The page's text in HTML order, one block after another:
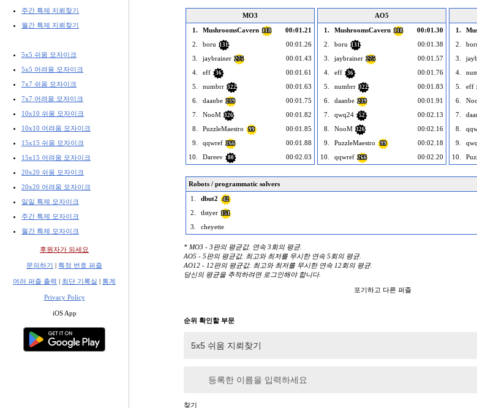
주간 특제 지뢰찾기
월간 특제 지뢰찾기
5x5 쉬움 모자이크
5x5 어려움 모자이크
7x7 쉬움 모자이크
7x7 어려움 모자이크
10x10 쉬움 모자이크
10x10 어려움 모자이크
15x15 쉬움 모자이크
15x15 어려움 모자이크
20x20 쉬움 모자이크
20x20 어려움 모자이크
일일 특제 모자이크
주간 특제 모자이크
월간 특제 모자이크
후원자가 되세요
문의하기 | 특정 번호 퍼즐
여러 퍼즐 출력 | 최단 기록실 | 통계
Privacy Policy
iOS App
MO3
1.
MushroomsCavern 118
00:01.21
2.
boru 131
00:01.26
3.
jaybrainer 275
00:01.43
4.
eff 36
00:01.61
5.
numbrr 322
00:01.63
6.
daanbe 239
00:01.75
7.
NooM 326
00:01.82
8.
PuzzleMaestro 99
00:01.85
9.
qqwref 266
00:01.88
10.
Dareev 80 00:02.03
AO5
1.
MushroomsCavern 118
00:01.30
2.
boru 131
00:01.38
3.
jaybrainer 275
00:01.57
4.
eff 36
00:01.76
5.
numbrr 322
00:01.83
6.
daanbe 239
00:01.91
7.
qwq24 52
00:02.13
8.
NooM 326
00:02.16
9.
PuzzleMaestro 99
00:02.18
10.
qqwref 266 00:02.20
1.
2.
3.
4.
5.
eff
6.
7.
8.
9.
10.
Robots / programmatic solvers
1.
dbut2 42
2.
tlstyer 151
3.
cheyette
* MO3 - 3판의 평균값. 연속 3회의 평균.
AO5 - 5판의 평균값. 최고와 최저를 무시한 연속 5회의 평균.
AO12 - 12판의 평균값. 최고와 최저를 무시한 연속 12회의 평균.
당신의 평균을 추적하려면 로그인해야 합니다.
포기하고 다른 퍼즐
순위 확인할 부문
등록한 이름을 입력하세요
찾기